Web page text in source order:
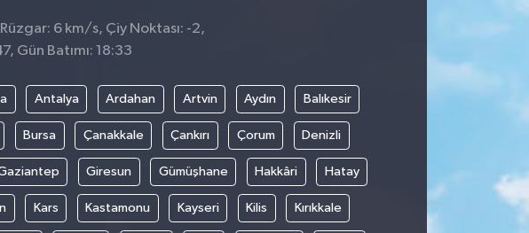
Rüzgar: 6 km/s, Çiy Noktası: -2,
Gün Batımı: 18:33
Antalya Ardahan Artvin Aydın Balıkesir
Bursa Çanakkale Çankırı Çorum Denizli
Giresun Gümüşhane Hakkâri Hatay
Kars Kastamonu Kayseri Kilis Kırıkkale